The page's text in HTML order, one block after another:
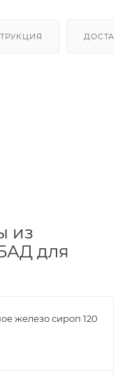
из
для
железо сироп 120